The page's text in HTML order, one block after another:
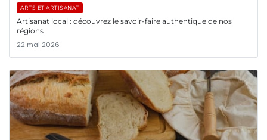
ARTS ET ARTISANAT
Artisanat local : découvrez le savoir-faire authentique de nos
régions
22 mai 2026